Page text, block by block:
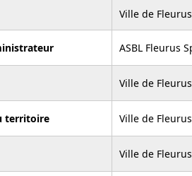
Ville de Fleurus
ASBL Fleurus
Ville de Fleurus
territoire Ville de Fleurus
Ville de Fleurus